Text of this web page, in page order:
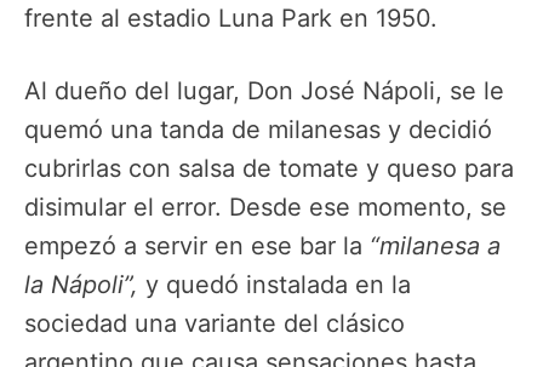
frente al estadio Luna Park en 1950.
Al dueño del lugar, Don José Nápoli, se le
quemó una tanda de milanesas y decidió
cubrirlas con salsa de tomate y queso para
disimular el error. Desde ese momento, se
empezó a servir en ese bar la “milanesa a
la Nápoli”, y quedó instalada en la
sociedad una variante del clásico